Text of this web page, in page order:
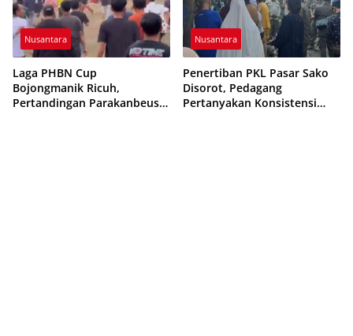
Nusantara
Laga PHBN Cup
Bojongmanik Ricuh,
Pertandingan Parakanbeusi
Nusantara
Penertiban PKL Pasar Sako
Disorot, Pedagang
Pertanyakan Konsistensi